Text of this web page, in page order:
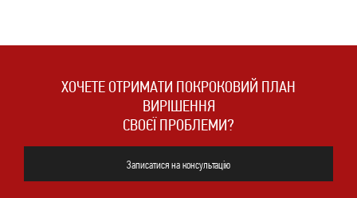
ХОЧЕТЕ ОТРИМАТИ ПОКРОКОВИЙ ПЛАН
ВИРІШЕННЯ
СВОЄЇ ПРОБЛЕМИ?
Записатися на консультацію